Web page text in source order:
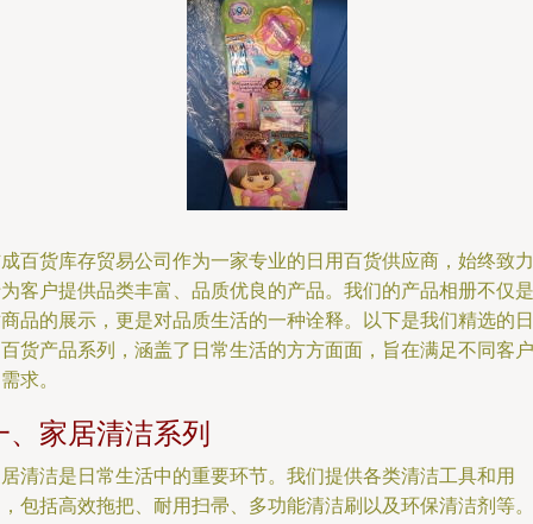
百货库存贸易公司作为一家专业的日用百货供应商，始终致力
客户提供品类丰富、品质优良的产品。我们的产品相册不仅是
品的展示，更是对品质生活的一种诠释。以下是我们精选的日
货产品系列，涵盖了日常生活的方方面面，旨在满足不同客户
求。
、家居清洁系列
清洁是日常生活中的重要环节。我们提供各类清洁工具和用
包括高效拖把、耐用扫帚、多功能清洁刷以及环保清洁剂等。